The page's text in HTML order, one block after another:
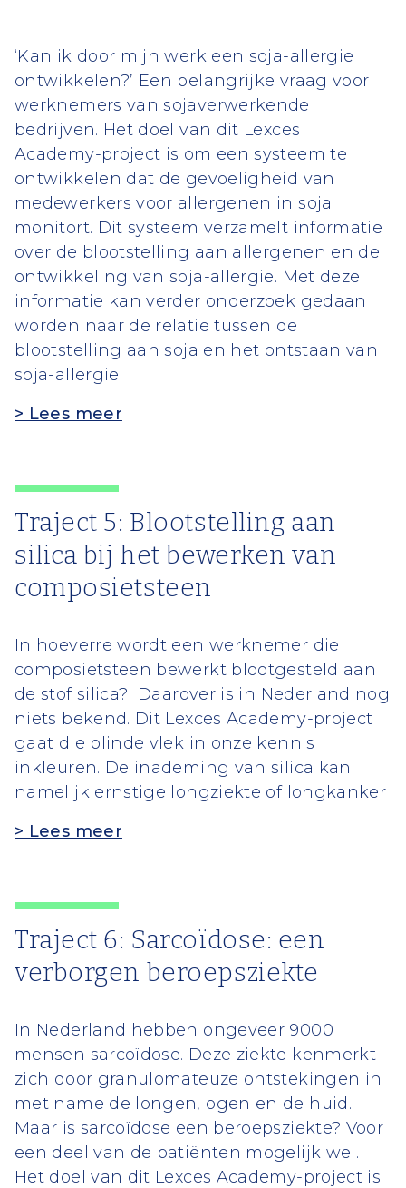
‘Kan ik door mijn werk een soja-allergie
ontwikkelen?’ Een belangrijke vraag voor
werknemers van sojaverwerkende
bedrijven. Het doel van dit Lexces
Academy-project is om een systeem te
ontwikkelen dat de gevoeligheid van
medewerkers voor allergenen in soja
monitort. Dit systeem verzamelt informatie
over de blootstelling aan allergenen en de
ontwikkeling van soja-allergie. Met deze
informatie kan verder onderzoek gedaan
worden naar de relatie tussen de
blootstelling aan soja en het ontstaan van
soja-allergie.
> Lees meer
Traject 5: Blootstelling aan
silica bij het bewerken van
composietsteen
In hoeverre wordt een werknemer die
composietsteen bewerkt blootgesteld aan
de stof silica? Daarover is in Nederland nog
niets bekend. Dit Lexces Academy-project
gaat die blinde vlek in onze kennis
inkleuren. De inademing van silica kan
namelijk ernstige longziekte of longkanker
> Lees meer
Traject 6: Sarcoïdose: een
verborgen beroepsziekte
In Nederland hebben ongeveer 9000
mensen sarcoïdose. Deze ziekte kenmerkt
zich door granulomateuze ontstekingen in
met name de longen, ogen en de huid.
Maar is sarcoïdose een beroepsziekte? Voor
een deel van de patiënten mogelijk wel.
Het doel van dit Lexces Academy-project is